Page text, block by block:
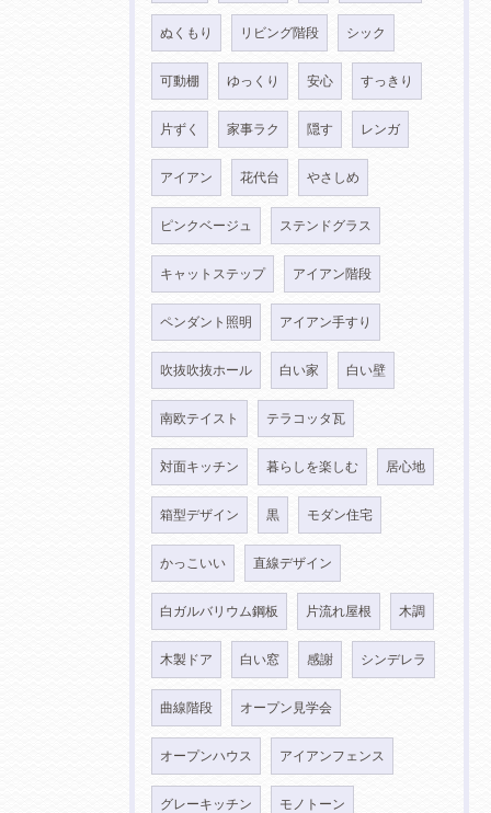
ぬくもり リビング階段 シック
可動棚 ゆっくり 安心 すっきり
片ずく 家事ラク 隠す レンガ
アイアン 花代台 やさしめ
ピンクベージュ ステンドグラス
キャットステップ アイアン階段
ペンダント照明 アイアン手すり
吹抜吹抜ホール 白い家 白い壁
南欧テイスト テラコッタ瓦
対面キッチン 暮らしを楽しむ 居心地
箱型デザイン 黒 モダン住宅
かっこいい 直線デザイン
白ガルバリウム鋼板 片流れ屋根 木調
木製ドア 白い窓 感謝 シンデレラ
曲線階段 オープン見学会
オープンハウス アイアンフェンス
グレーキッチン モノトーン